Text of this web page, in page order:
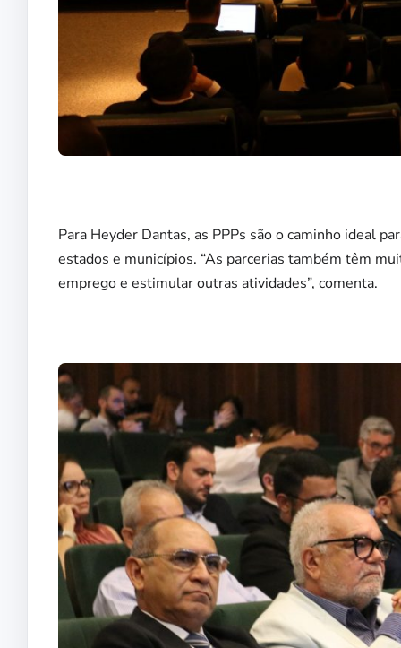
Para Heyder Dantas, as PPPs são o caminho ideal
estados e municípios. “As parcerias também têm
emprego e estimular outras atividades”, comenta.